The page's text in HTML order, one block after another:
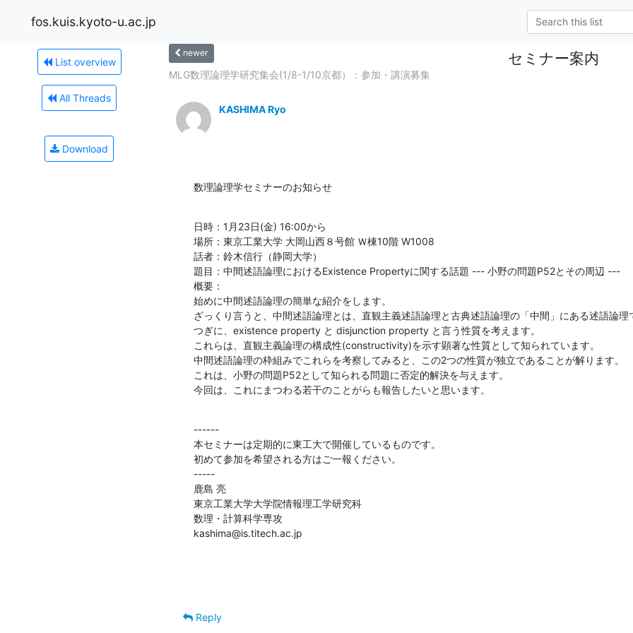
fos.kuis.kyoto-u.ac.jp
List overview
All Threads
Download
newer セミナー案内
MLG数理論理学研究集会(1/8-1/10京都）：参加・講演募集
KASHIMA Ryo
数理論理学セミナーのお知らせ
日時：1月23日(金) 16:00から
場所：東京工業大学 大岡山西８号館 Ｗ棟10階 W1008
話者：鈴木信行（静岡大学）
題目：中間述語論理におけるExistence Propertyに関する話題 --- 小野の問題P52とその周辺 ---
概要：
始めに中間述語論理の簡単な紹介をします。
ざっくり言うと、中間述語論理とは、直観主義述語論理と古典述語論理の「中間」にある述語論理
つぎに、existence property と disjunction property と言う性質を考えます。
これらは、直観主義論理の構成性(constructivity)を示す顕著な性質として知られています。
中間述語論理の枠組みでこれらを考察してみると、この2つの性質が独立であることが解ります。
これは、小野の問題P52として知られる問題に否定的解決を与えます。
今回は、これにまつわる若干のことがらも報告したいと思います。
------
本セミナーは定期的に東工大で開催しているものです。
初めて参加を希望される方はご一報ください。
-----
鹿島 亮
東京工業大学大学院情報理工学研究科
数理・計算科学専攻
kashima@is.titech.ac.jp
Reply